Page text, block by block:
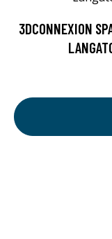
3DCONNEXION